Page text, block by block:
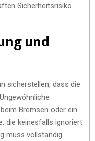
Sicherheitsrisiko
und
sicherstellen, dass die
Bremsen oder ein
die keinesfalls ignoriert
muss vollständig